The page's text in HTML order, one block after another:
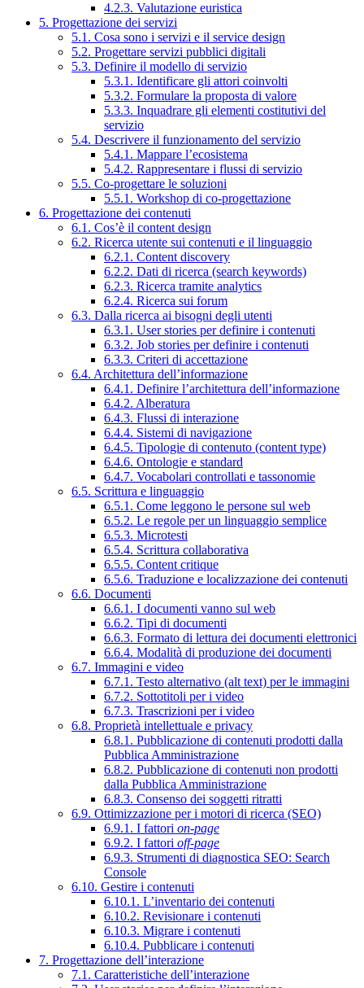
4.2.3. Valutazione euristica
5. Progettazione dei servizi
5.1. Cosa sono i servizi e il service design
5.2. Progettare servizi pubblici digitali
5.3. Definire il modello di servizio
5.3.1. Identificare gli attori coinvolti
5.3.2. Formulare la proposta di valore
5.3.3. Inquadrare gli elementi costitutivi del
servizio
5.4. Descrivere il funzionamento del servizio
5.4.1. Mappare l’ecosistema
5.4.2. Rappresentare i flussi di servizio
5.5. Co-progettare le soluzioni
5.5.1. Workshop di co-progettazione
6. Progettazione dei contenuti
6.1. Cos’è il content design
6.2. Ricerca utente sui contenuti e il linguaggio
6.2.1. Content discovery
6.2.2. Dati di ricerca (search keywords)
6.2.3. Ricerca tramite analytics
6.2.4. Ricerca sui forum
6.3. Dalla ricerca ai bisogni degli utenti
6.3.1. User stories per definire i contenuti
6.3.2. Job stories per definire i contenuti
6.3.3. Criteri di accettazione
6.4. Architettura dell’informazione
6.4.1. Definire l’architettura dell’informazione
6.4.2. Alberatura
6.4.3. Flussi di interazione
6.4.4. Sistemi di navigazione
6.4.5. Tipologie di contenuto (content type)
6.4.6. Ontologie e standard
6.4.7. Vocabolari controllati e tassonomie
6.5. Scrittura e linguaggio
6.5.1. Come leggono le persone sul web
6.5.2. Le regole per un linguaggio semplice
6.5.3. Microtesti
6.5.4. Scrittura collaborativa
6.5.5. Content critique
6.5.6. Traduzione e localizzazione dei contenuti
6.6. Documenti
6.6.1. I documenti vanno sul web
6.6.2. Tipi di documenti
6.6.3. Formato di lettura dei documenti elettronici
6.6.4. Modalità di produzione dei documenti
6.7. Immagini e video
6.7.1. Testo alternativo (alt text) per le immagini
6.7.2. Sottotitoli per i video
6.7.3. Trascrizioni per i video
6.8. Proprietà intellettuale e privacy
6.8.1. Pubblicazione di contenuti prodotti dalla
Pubblica Amministrazione
6.8.2. Pubblicazione di contenuti non prodotti
dalla Pubblica Amministrazione
6.8.3. Consenso dei soggetti ritratti
6.9. Ottimizzazione per i motori di ricerca (SEO)
6.9.1. I fattori on-page
6.9.2. I fattori off-page
6.9.3. Strumenti di diagnostica SEO: Search
Console
6.10. Gestire i contenuti
6.10.1. L’inventario dei contenuti
6.10.2. Revisionare i contenuti
6.10.3. Migrare i contenuti
6.10.4. Pubblicare i contenuti
7. Progettazione dell’interazione
7.1. Caratteristiche dell’interazione